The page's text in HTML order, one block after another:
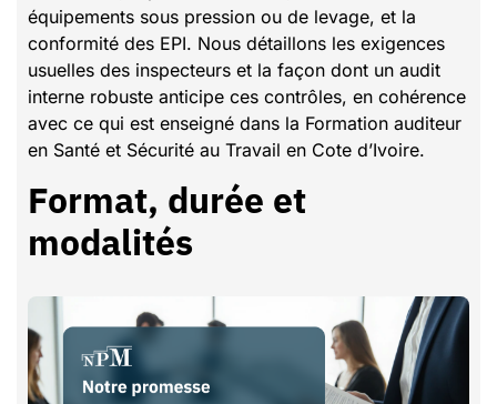
équipements sous pression ou de levage, et la
conformité des EPI. Nous détaillons les exigences
usuelles des inspecteurs et la façon dont un audit
interne robuste anticipe ces contrôles, en cohérence
avec ce qui est enseigné dans la Formation auditeur
en Santé et Sécurité au Travail en Cote d’Ivoire.
Format, durée et
modalités